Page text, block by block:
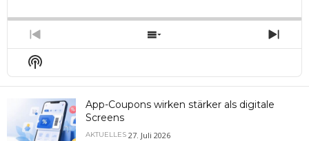
Previous
Episode
Show
Episodes
Next
Show
Podcast
Information
App-Coupons wirken stärker als digitale
Screens
AKTUELLES 27. Juli 2026